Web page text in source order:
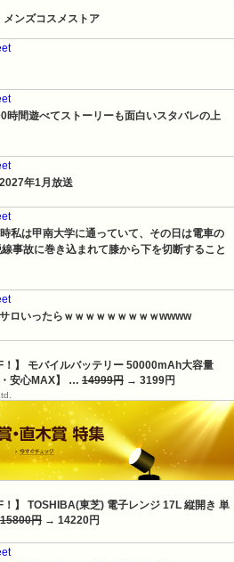
ンズコスメストア
時間遊べてストーリーも面白いスタバレの上
年1月放送
私は甲南大学に通っていて、その日は電車の
事故に巻き込まれて膝から下を切断すること
ロいったらｗｗｗｗｗｗｗｗｗwwww
】 モバイルバッテリー 50000mAh大容量
・安心MAX】 … 14999円 → 3199円
】 TOSHIBA(東芝) 電子レンジ 17L 縦開き 単
15800円 → 14220円